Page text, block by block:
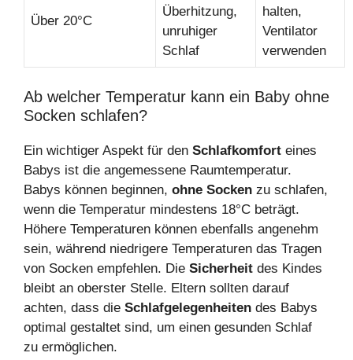
Über 20°C
Überhitzung,
unruhiger
Schlaf
halten,
Ventilator
verwenden
Ab welcher Temperatur kann ein Baby ohne
Socken schlafen?
Ein wichtiger Aspekt für den Schlafkomfort eines
Babys ist die angemessene Raumtemperatur.
Babys können beginnen, ohne Socken zu schlafen,
wenn die Temperatur mindestens 18°C beträgt.
Höhere Temperaturen können ebenfalls angenehm
sein, während niedrigere Temperaturen das Tragen
von Socken empfehlen. Die Sicherheit des Kindes
bleibt an oberster Stelle. Eltern sollten darauf
achten, dass die Schlafgelegenheiten des Babys
optimal gestaltet sind, um einen gesunden Schlaf
zu ermöglichen.